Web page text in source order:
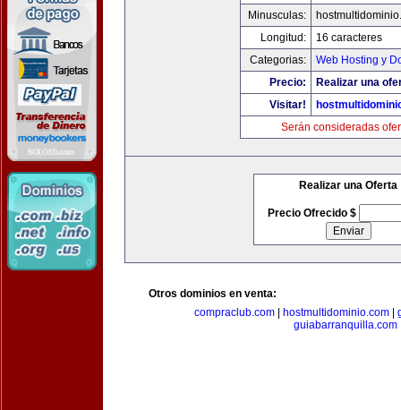
Minusculas:
Longitud:
16 caracteres
Categorias:
Web Hosting y
Precio:
Realizar una
Visitar!
Serán consideradas
Realizar una Oferta
Precio Ofrecido $
Otros dominios en venta:
compraclub.com
hostmultidominio.com
guiabarranquilla.com